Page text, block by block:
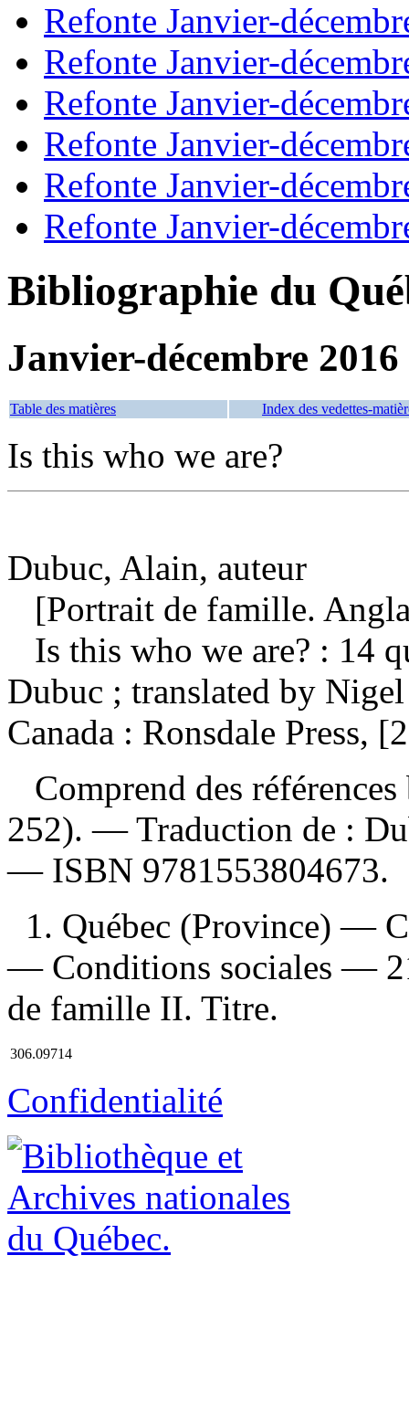
Refonte Janvier-
Refonte Janvier-
Refonte Janvier-
Refonte Janvier-
Refonte Janvier-
Refonte Janvier-
Bibliographie du
Janvier-décembre 2016
Table des matières Index des vedettes-
Is this who we are?
Dubuc, Alain, auteur
[Portrait de famille.
Is this who we are? : 14
Dubuc ; translated by
Canada : Ronsdale Press,
Comprend des
252). —Traduction de :
— ISBN 9781553804673.
1. Québec (Province) —
— Conditions sociales —
de famille II. Titre.
306.09714
Confidentialité